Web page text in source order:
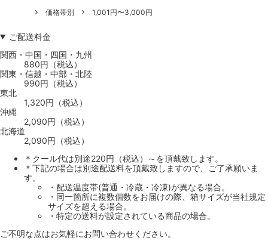
価格帯別
1,001円〜3,000円
ご配送料金
関西・中国・四国・九州
880円（税込）
関東・信越・中部・北陸
990円（税込）
東北
1,320円（税込）
沖縄
2,090円（税込）
北海道
2,090円（税込）
＊クール代は別途220円（税込）～を頂戴致します。
＊下記の場合は別途配送料を頂戴致しますので、ご了承願いま
す。
・配送温度帯(普通・冷蔵・冷凍)が異なる場合。
・同一箇所に複数個数をお届けの際、箱サイズが当社規定
サイズを超える場合。
・特定の送料が設定されている商品の場合。
ご不明な点はお気軽にお問い合わせください。